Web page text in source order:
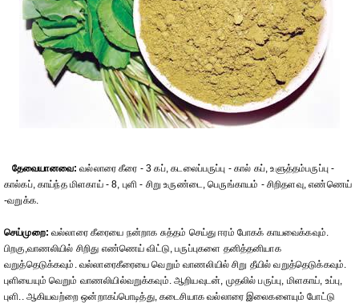
தேவையானவை: வல்லாரை கீரை - 3 கப், கடலைப்பருப்பு - கால் கப், உளுத்தம்பருப்பு -
கால்கப், காய்ந்த மிளகாய் - 8, புளி - சிறு உருண்டை, பெருங்காயம் - சிறிதளவு, எண்ணெய்
-வறுக்க.
செய்முறை: வல்லாரை கீரையை நன்றாக சுத்தம் செய்து ஈரம் போகக் காயவைக்கவும்.
பிறகு,வாணலியில் சிறிது எண்ணெய் விட்டு, பருப்புகளை தனித்தனியாக
வறுத்தெடுக்கவும். வல்லாரைகீரையை வெறும் வாணலியில் சிறு தீயில் வறுத்தெடுக்கவும்.
புளியையும் வெறும் வாணலியில்வறுக்கவும். ஆறியவுடன், முதலில் பருப்பு, மிளகாய், உப்பு,
புளி.. ஆகியவற்றை ஒன்றாகப்பொடித்து, கடைசியாக வல்லாரை இலைகளையும் போட்டு